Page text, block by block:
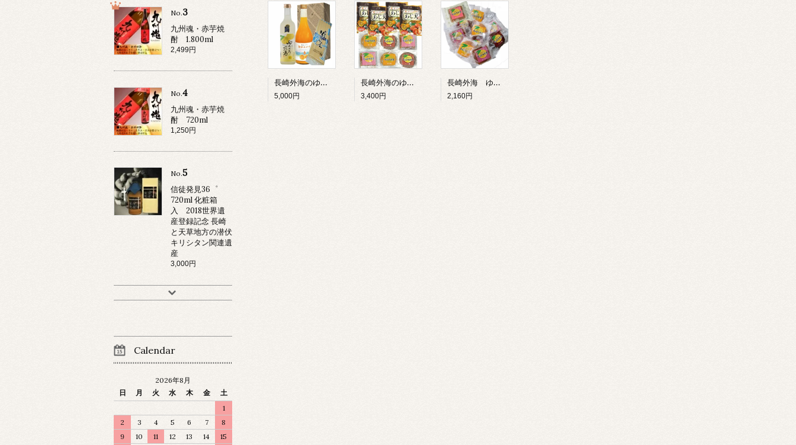
長崎外海のゆうこう詰合 プレミアムセットゆうこうのお酒500ML・原口みかん100%ジュース720ML/各1本・ドロさまそうめん6束入1個
5,000円
長崎外海のゆうこう詰合 Bセット ネコポス便/ゆうこうの和菓子6個・ゆうこうあじ天/4個セット
3,400円
長崎外海 ゆうこう詰合 Aセット ネコポス便 ゆうこうの和菓子10個/羊羹4個 チョコ饅3個 焼き饅3個
2,160円
No.3
九州魂・赤芋焼
酎 1.800ml
2,499円
No.4
九州魂・赤芋焼
酎 720ml
1,250円
No.5
信徒発見36゜
720ml 化粧箱
入 2018世界遺
産登録記念 長崎
と天草地方の潜伏
キリシタン関連遺
産
3,000円
Calendar
2026年8月
日
月 火 水 木 金
土
1
2
3 4 5 6 7
8
9
10 11 12 13 14
15